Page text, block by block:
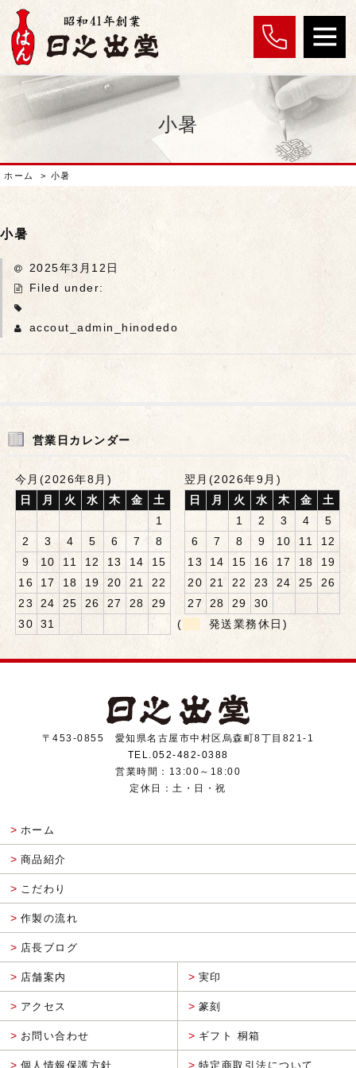
小暑
ホーム > 小暑
小暑
2025年3月12日
Filed under:
accout_admin_hinodedo
営業日カレンダー
今月(2026年8月)
日
月 火 水 木 金
土
1
2
3 4 5 6 7
8
9
10 11 12 13 14
15
16
17 18 19 20 21
22
23
24 25 26 27 28
29
30
31
翌月(2026年9月)
日
月 火 水 木 金
土
1
2 3 4
5
6
7 8 9 10 11
12
13
14 15 16 17 18
19
20
21 22 23 24 25
26
27
28 29
30
(
発送業務休日)
〒453-0855 愛知県名古屋市中村区烏森町8丁目821-1
TEL.052-482-0388
営業時間：13:00～18:00
定休日：土・日・祝
ホーム
商品紹介
こだわり
作製の流れ
店長ブログ
店舗案内
アクセス
お問い合わせ
個人情報保護方針
実印
篆刻
ギフト 桐箱
特定商取引法について